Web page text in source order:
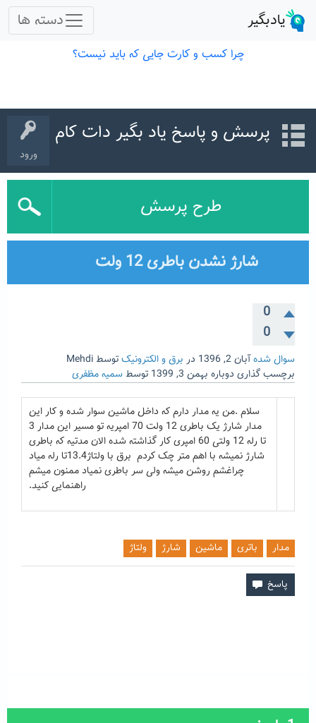
ورود
پرسش و پاسخ یاد بگیر دات کام
طرح پرسش
شارژ نشدن باطری 12 ولت
0
0
سوال شدهآبان 2, 1396 در برق و الکترونیکتوسط Mehdi
برچسب گذاری دوباره بهمن 3, 1399 توسط سمیه مظفری
سلام .من یه مدار دارم که داخل ماشین سوار شده و کار این
مدار شارژ یک باطری 12 ولت 70 امپریه تو مسیر این مدار 3
تا رله 12 ولتی 60 امپری کار گذاشته شده الان مدتیه که باطری
شارژ نمیشه با اهم متر چک کردم برق با ولتاژ13.4تا رله میاد
چراغشم روشن میشه ولی سر باطری نمیاد ممنون میشم
راهنمایی کنید.
مدار باتری ماشین شارژ ولتاژ